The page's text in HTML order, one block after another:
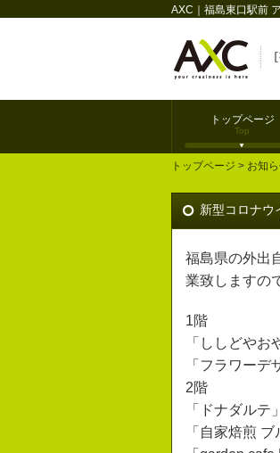
AXC｜福島東口駅前
トップページ
Top
トップページ > お知
新型コロナウ
福島県の外出
業致しますの
1階
「ししどやお
「フラワーデ
2階
「ドナダルテ」
「自家焙煎